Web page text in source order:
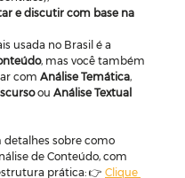
e discutir com base na
usada no Brasil é a
, mas você também
com Análise Temática,
ou Análise Textual
detalhes sobre como
de Conteúdo, com
prática: 👉 Clique